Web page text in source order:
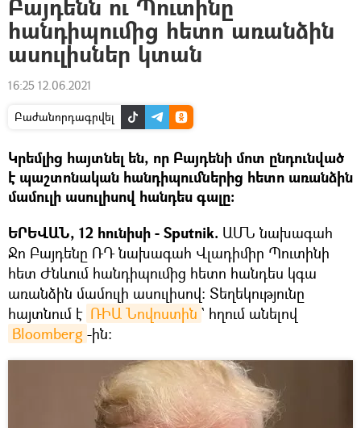
Բայդենն ու Պուտինը
հանդիպումից հետո առանձին
ասուլիսներ կտան
16:25 12.06.2021
Բաժանորդագրվել
Կրեմլից հայտնել են, որ Բայդենի մոտ ընդունված
է պաշտոնական հանդիպումներից հետո առանձին
մամուլի ասուլիսով հանդես գալը։
ԵՐԵՎԱՆ, 12 հունիսի - Sputnik. ԱՄՆ նախագահ
Ջո Բայդենը ՌԴ նախագահ Վլադիմիր Պուտինի
հետ Ժնևում հանդիպումից հետո հանդես կգա
առանձին մամուլի ասուլիսով։ Տեղեկությունը
հայտնում է ՌԻԱ Նովոստին ` հղում անելով
Blօօmberg -ին։